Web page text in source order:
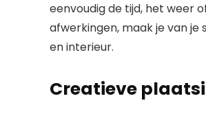
eenvoudig de tijd, het weer
afwerkingen, maak je van
en interieur.
Creatieve